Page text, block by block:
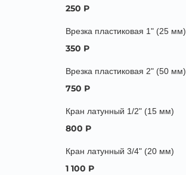
250 Р
Врезка пластиковая 1" (25 мм)
350 Р
Врезка пластиковая 2" (50 мм)
750 Р
Кран латунный 1/2" (15 мм)
800 Р
Кран латунный 3/4" (20 мм)
1 100 Р